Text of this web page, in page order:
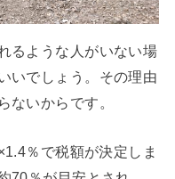
るような人がいない場
いでしょう。その理由
ないからです。
％で税額が決定しま